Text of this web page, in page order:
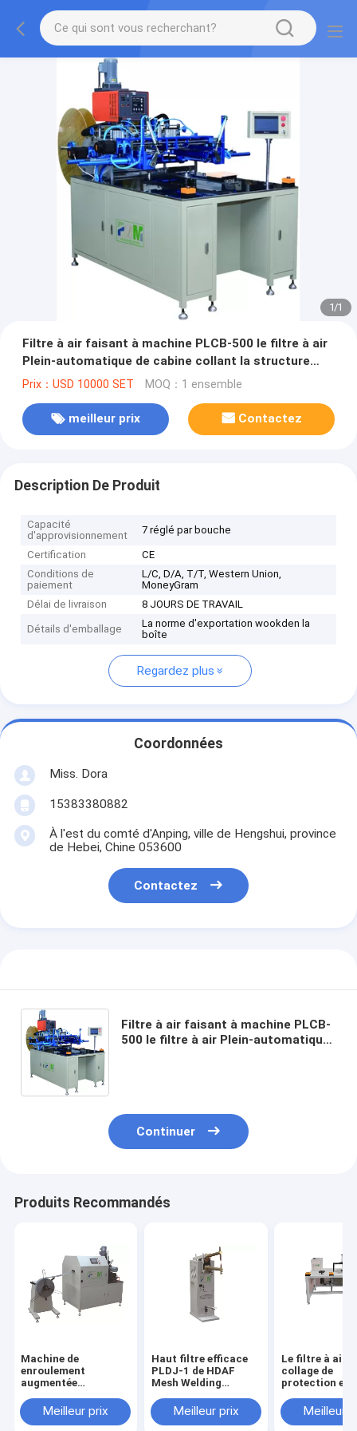
1/1
Filtre à air faisant à machine PLCB-500 le filtre à air
Plein-automatique de cabine collant la structure
métallique de machine
Prix：USD 10000 SET MOQ：1 ensemble
meilleur prix Contactez
Description De Produit
Capacité
d'approvisionnement
7 réglé par bouche
Certification
CE
Conditions de
paiement
L/C, D/A, T/T, Western Union,
MoneyGram
Délai de livraison
8 JOURS DE TRAVAIL
Détails d'emballage
La norme d'exportation wookden la
boîte
Regardez plus
Coordonnées
Miss. Dora
15383380882
À l'est du comté d'Anping, ville de Hengshui, province
de Hebei, Chine 053600
Contactez
Filtre à air faisant à machine PLCB-
500 le filtre à air Plein-automatique
Continuer
Produits Recommandés
Machine de
enroulement
augmentée
spirale de maille de
bonne qualité pour
Meilleur prix
Haut filtre efficace
PLDJ-1 de HDAF
Mesh Welding
Meilleur prix
Le filtre à air
collage de
protection en
le multiple de
machine
Meilleur